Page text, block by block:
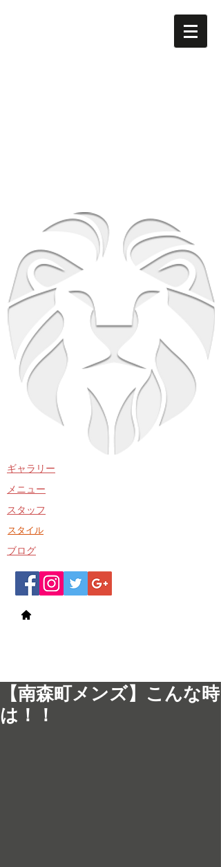
​スタイル
​ギャラリー
​スタッフ
​メニュー
​ブログ
【南森町メンズ】こんな時
は！！